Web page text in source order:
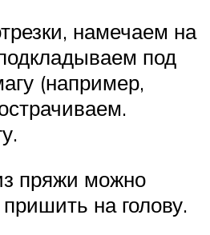
намечаем на
под
(например,
пряжи можно
на голову.